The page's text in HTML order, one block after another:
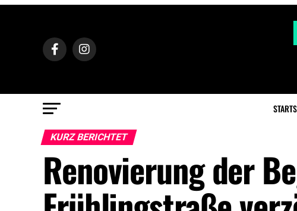
KURZ BERICHTET
Renovierung der